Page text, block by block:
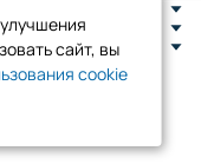
сайт, вы
cookie